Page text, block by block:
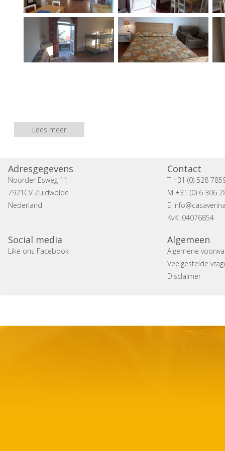
Lees meer
Adresgegevens
Noorder Esweg 11
7921CV Zuidwolde
Nederland
Contact
T +31 (0) 528
M +31 (0) 6 306
E
KvK: 04076854
Social media
Like ons Facebook
Algemeen
Algemene
Veelgestelde
Disclaimer